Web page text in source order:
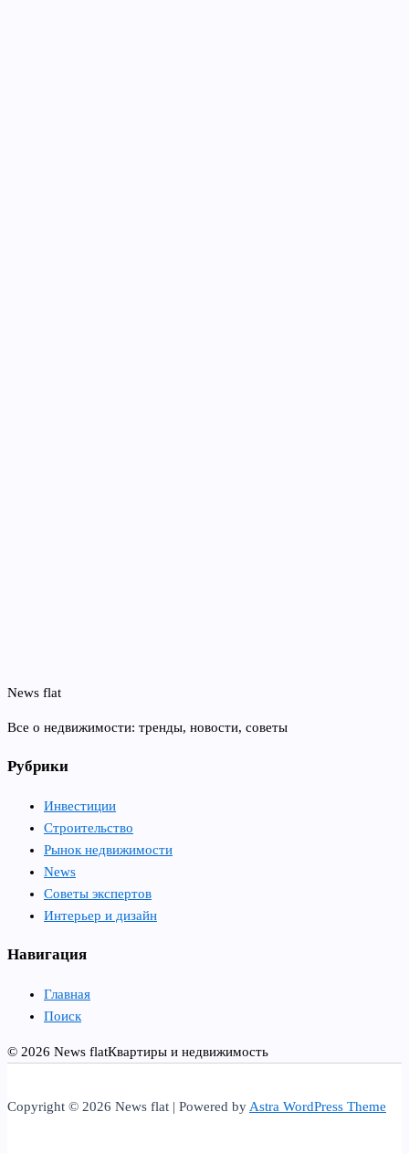
News flat
Все о недвижимости: тренды, новости, советы
Рубрики
Инвестиции
Строительство
Рынок недвижимости
News
Советы экспертов
Интерьер и дизайн
Навигация
Главная
Поиск
© 2026 News flatКвартиры и недвижимость
Copyright © 2026 News flat | Powered by Astra WordPress Theme